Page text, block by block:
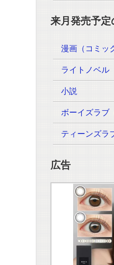
来月発売予定
漫画（コミッ
ライトノベル
小説
ボーイズラブ
ティーンズラ
広告